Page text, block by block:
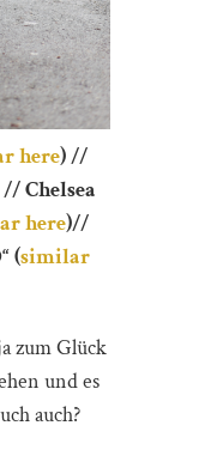
here) //
Chelsea
here)//
(similar
zum Glück
und es
auch?